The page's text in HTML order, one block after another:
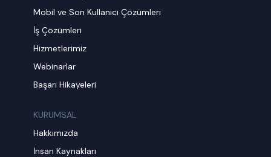
Mobil ve Son Kullanıcı Çözümleri
İş Çözümleri
Hizmetlerimiz
Webinarlar
Başarı Hikayeleri
KURUMSAL
Hakkımızda
İnsan Kaynakları